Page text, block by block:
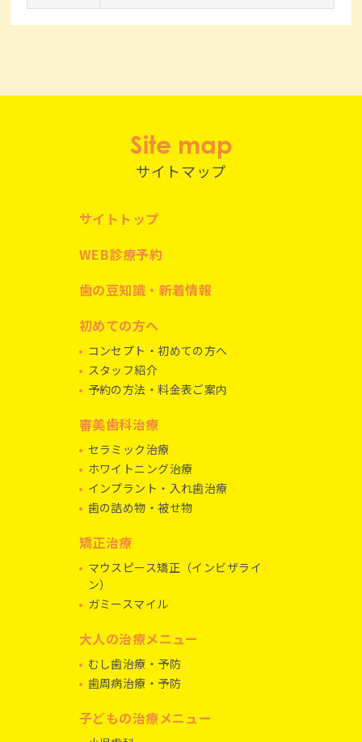
Site map
サイトマップ
サイトトップ
WEB診療予約
歯の豆知識・新着情報
初めての方へ
コンセプト・初めての方へ
スタッフ紹介
予約の方法・料金表ご案内
審美歯科治療
セラミック治療
ホワイトニング治療
インプラント・入れ歯治療
歯の詰め物・被せ物
矯正治療
マウスピース矯正（インビザライ
ン）
ガミースマイル
大人の治療メニュー
むし歯治療・予防
歯周病治療・予防
子どもの治療メニュー